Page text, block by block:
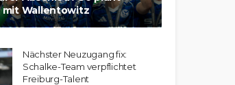
mit Wallentowitz
Nächster Neuzugang fix:
Schalke-Team verpflichtet
Freiburg-Talent